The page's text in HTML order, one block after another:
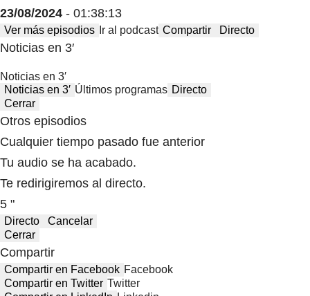
23/08/2024 - 01:38:13
Ver más episodios Ir al podcast Compartir Directo
Noticias en 3′
Noticias en 3′
Noticias en 3′ Últimos programas Directo
Cerrar
Otros episodios
Cualquier tiempo pasado fue anterior
Tu audio se ha acabado.
Te redirigiremos al directo.
5 "
Directo
Cancelar
Cerrar
Compartir
Compartir en Facebook Facebook
Compartir en Twitter Twitter